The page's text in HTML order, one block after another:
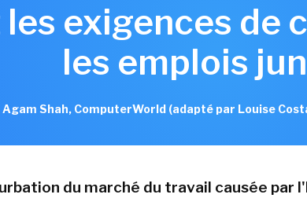
exigences de
les emplois
Agam Shah, ComputerWorld (adapté par Louise
du marché du travail causée par